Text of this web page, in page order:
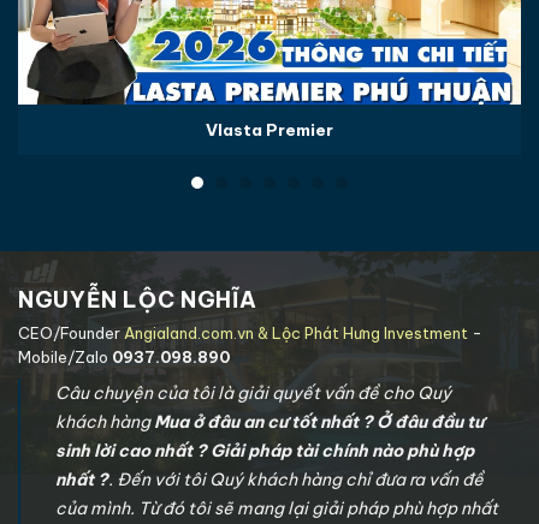
Vlasta Premier
NGUYỄN LỘC NGHĨA
CEO/Founder Angialand.com.vn & Lộc Phát Hưng Investment -
Mobile/Zalo 0937.098.890
Câu chuyện của tôi là giải quyết vấn đề cho Quý
khách hàngMua ở đâu an cư tốt nhất ? Ở đâu đầu tư
sinh lời cao nhất ? Giải pháp tài chính nào phù hợp
nhất ?. Đến với tôi Quý khách hàng chỉ đưa ra vấn đề
của mình. Từ đó tôi sẽ mang lại giải pháp phù hợp nhất